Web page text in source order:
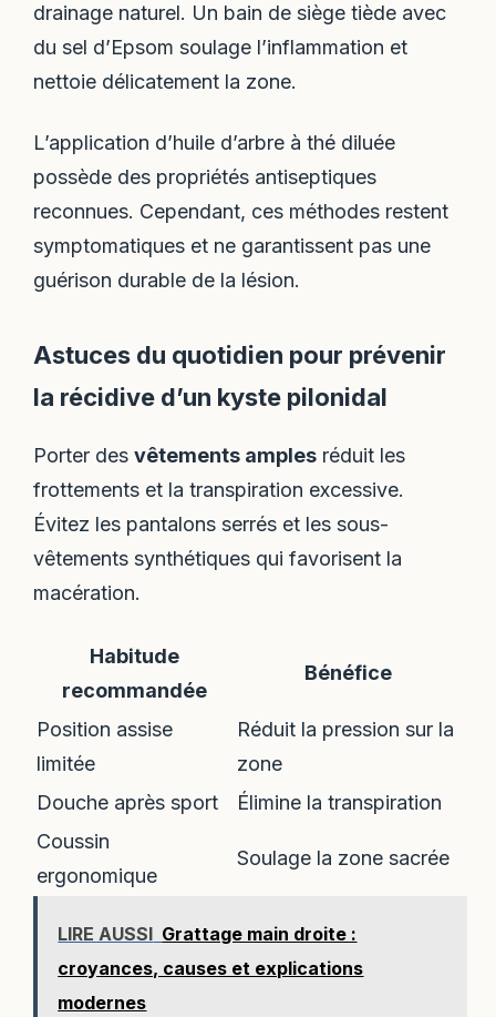
drainage naturel. Un bain de siège tiède avec
du sel d’Epsom soulage l’inflammation et
nettoie délicatement la zone.
L’application d’huile d’arbre à thé diluée
possède des propriétés antiseptiques
reconnues. Cependant, ces méthodes restent
symptomatiques et ne garantissent pas une
guérison durable de la lésion.
Astuces du quotidien pour prévenir
la récidive d’un kyste pilonidal
Porter desvêtements amples réduit les
frottements et la transpiration excessive.
Évitez les pantalons serrés et les sous-
vêtements synthétiques qui favorisent la
macération.
Habitude
recommandée
Bénéfice
Position assise
limitée
Réduit la pression sur la
zone
Douche après sport
Élimine la transpiration
Coussin
ergonomique
Soulage la zone sacrée
LIRE AUSSI Grattage main droite :
croyances, causes et explications
modernes